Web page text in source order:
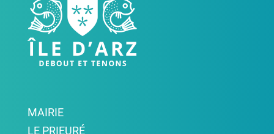
MAIRIE
LE PRIEURÉ